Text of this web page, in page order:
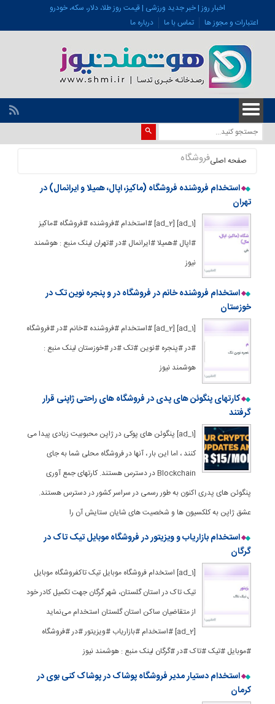
اخبار روز | خبر جدید ورزشی | قیمت روز طلا، دلار، سکه، خودرو
اعتبارات و مجوز ها
تماس با ما درباره ما
صفحه اصلیفروشگاه
استخدام فروشنده فروشگاه (ماکیز، اپال، همیلا و ایرانمال) در
تهران
[ad_1] [ad_2] #استخدام #فروشنده #فروشگاه #ماکیز
#اپال #همیلا #ایرانمال #در #تهران لینک منبع : هوشمند
نیوز
استخدام فروشنده خانم در فروشگاه در و پنجره نوین تک در
خوزستان
[ad_1] [ad_2] #استخدام #فروشنده #خانم #در #فروشگاه
#در #پنجره #نوین #تک #در #خوزستان لینک منبع :
هوشمند نیوز
کارتهای پنگوئن های پدی در فروشگاه های راحتی ژاپنی قرار
گرفتند
[ad_1] پنگوئن های پوکی در ژاپن محبوبیت زیادی پیدا می
کنند ، اما این بار ، آنها در فروشگاه محلی شما به جای
Blockchain در دسترس هستند. کارتهای جمع آوری
پنگوئن های پدری اکنون به طور رسمی در سراسر کشور در دسترس هستند.
عشق ژاپن به کلکسیون ها و شخصیت های شایان ستایش آن را
استخدام بازاریاب و ویزیتور در فروشگاه موبایل تیک تاک در
گرگان
[ad_1] استخدام فروشگاه موبایل تیک تاکفروشگاه موبایل
تیک تاک در استان گلستان، شهر گرگان جهت تکمیل کادر خود
از متقاضیان ساکن استان گلستان استخدام می‌نماید
[ad_2] #استخدام #بازاریاب #ویزیتور #در #فروشگاه
#موبایل #تیک #تاک #در #گرگان لینک منبع : هوشمند نیوز
استخدام دستیار مدیر فروشگاه پوشاک در پوشاک کنی بوی در
کرمان